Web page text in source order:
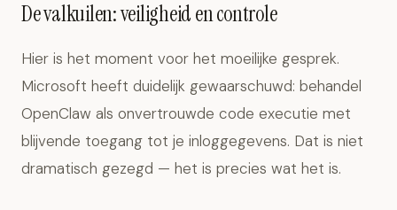
De valkuilen: veiligheid en controle
Hier is het moment voor het moeilijke gesprek.
Microsoft heeft duidelijk gewaarschuwd: behandel
OpenClaw als onvertrouwde code executie met
blijvende toegang tot je inloggegevens. Dat is niet
dramatisch gezegd — het is precies wat het is.